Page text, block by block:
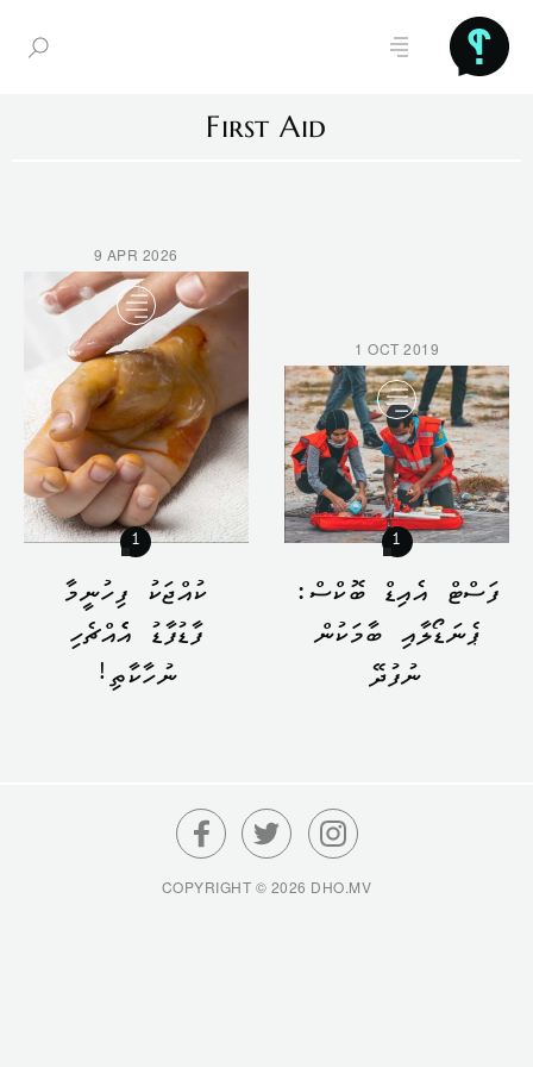
First Aid
9 APR 2026
1
ކުއްޖަކު ފިހުނީމާ
ފާޑުފާޑު އެެއްޗެހި
ނުހާކާތި!
1 OCT 2019
1
ފަސްޓް އެއިޑް ބޮކްސް:
ޕެނަޑޯލާއި ބާމަކުން
ނުފުދޭ
COPYRIGHT © 2026 DHO.MV